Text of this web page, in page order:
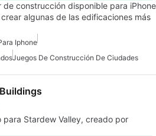
de construcción disponible para iPhone
algunas de las edificaciones más
Iphone
Juegos De Construcción De Ciudades
para Stardew Valley, creado por